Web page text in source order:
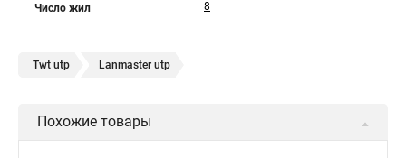
Число жил 8
Twt utp Lanmaster utp
Похожие товары